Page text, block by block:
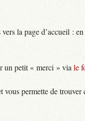
la page d’accueil :
un petit « merci » via le
vous permette de